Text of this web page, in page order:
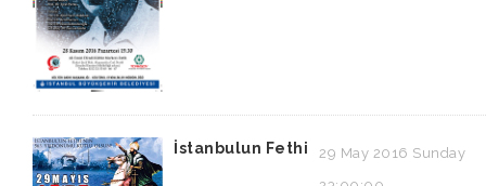
İstanbulun Fethi
29 May 2016 Sunday